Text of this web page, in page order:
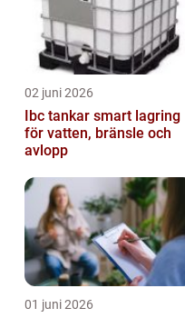
02 juni 2026
Ibc tankar smart lagring
för vatten, bränsle och
avlopp
01 juni 2026